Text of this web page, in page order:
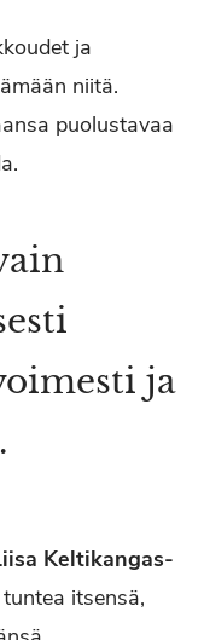
ja
niitä.
puolustavaa
ja
Keltikangas-
itsensä,